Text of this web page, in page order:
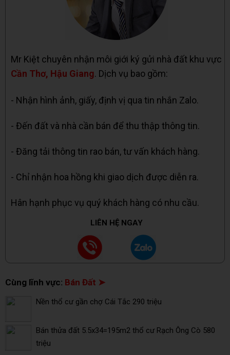
Mr Kiệt chuyên nhận môi giới ký gửi nhà đất khu vực
Cần Thơ, Hậu Giang. Dịch vụ bao gồm:
- Nhận hình ảnh, giấy, định vị qua tin nhắn Zalo.
- Đến đất và nhà cần bán để thu thập thông tin.
- Đăng tải thông tin rao bán, tư vấn khách hàng.
- Chỉ nhận hoa hồng khi giao dịch được diễn ra.
Hân hạnh phục vụ quý khách hàng có nhu cầu.
LIÊN HỆ NGAY
Cùng lĩnh vực: Bán Đất ➤
Nền thổ cư gần chợ Cái Tắc 290 triệu
Bán thửa đất 5.5x34=195m2 thổ cư Rạch Ông Cò 580
triệu